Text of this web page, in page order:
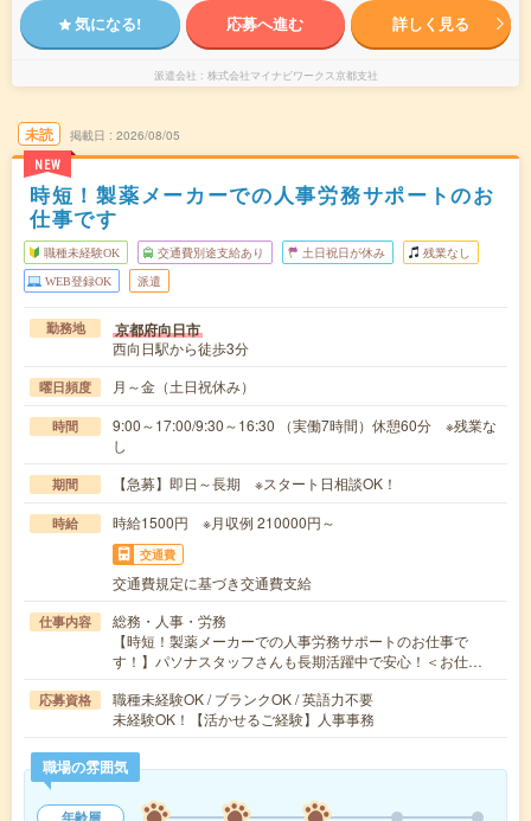
気になる! 応募へ進む 詳しく見る
派遣会社 株式会社マイナビワークス京都支社
未読
NEW
掲載日 2026/08/05
時短！製薬メーカーでの人事労務サポートのお
仕事です
職種未経験OK 交通費別途支給あり 土日祝日が休み 残業なし
WEB登録OK 派遣
勤務地 京都府向日市
西向日駅から徒歩3分
曜日頻度 月～金（土日祝休み）
時間
9:00～17:00/9:30～16:30 （実働7時間）休憩60分 ※残業な
し
期間 【急募】即日～長期 ※スタート日相談OK！
時給 時給1500円 ※月収例 210000円～
交通費
交通費規定に基づき交通費支給
仕事内容
総務・人事・労務
【時短！製薬メーカーでの人事労務サポートのお仕事で
す！】パソナスタッフさんも長期活躍中で安心！＜お仕…
応募資格
職種未経験OK / ブランクOK / 英語力不要
未経験OK！【活かせるご経験】人事事務
職場の雰囲気
年齢層